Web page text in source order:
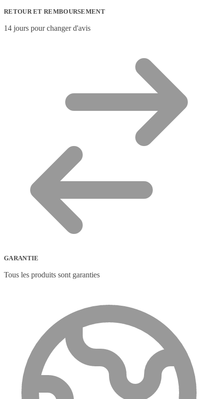
RETOUR ET REMBOURSEMENT
14 jours pour changer d'avis
GARANTIE
Tous les produits sont garanties